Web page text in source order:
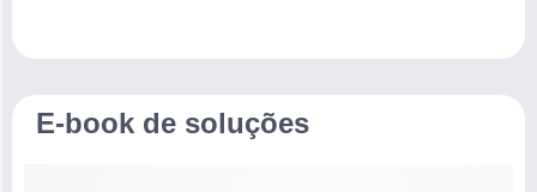
E-book de soluções